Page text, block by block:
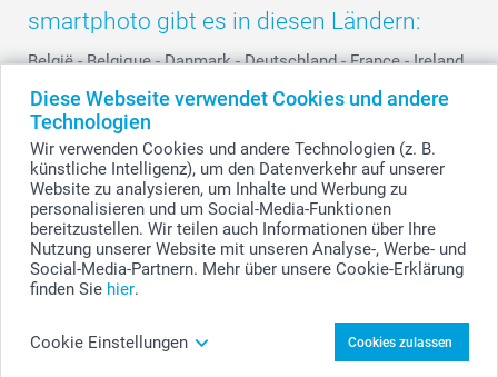
Diese Webseite verwendet Cookies und andere
Technologien
Wir verwenden Cookies und andere Technologien (z. B.
künstliche Intelligenz), um den Datenverkehr auf unserer
Website zu analysieren, um Inhalte und Werbung zu
personalisieren und um Social-Media-Funktionen
bereitzustellen. Wir teilen auch Informationen über Ihre
Nutzung unserer Website mit unseren Analyse-, Werbe- und
Social-Media-Partnern. Mehr über unsere Cookie-Erklärung
finden Sie hier.
Cookie Einstellungen Cookies zulassen
smartphoto gibt es in diesen Ländern:
België - Belgique - Danmark - Deutschland - France - Ireland
- Nederland - Norge - Österreich - Schweiz Suisse -
Switzerland - Suomi
Other Countries
Alle Preise verstehen sich in EURO (€) inkl. MwSt. und zzgl. Versandkosten.